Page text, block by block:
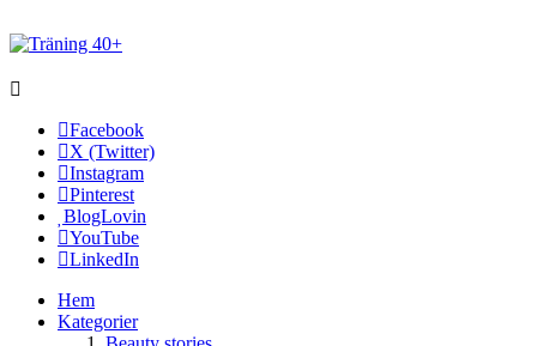
Facebook
X (Twitter)
Instagram
Pinterest
BlogLovin
YouTube
LinkedIn
Hem
Kategorier